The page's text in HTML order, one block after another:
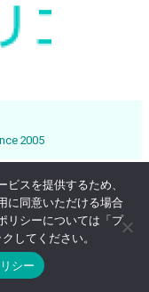
03-3569-1233
2005
スを提供するため、
に同意いただける場合
リシーについては「プ
してください。
シー